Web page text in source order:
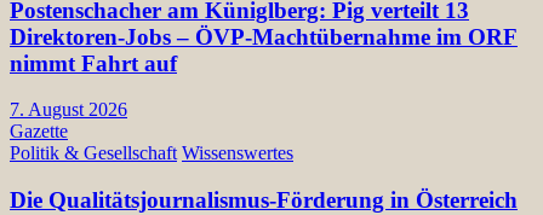
Postenschacher am Küniglberg: Pig verteilt 13
Direktoren-Jobs – ÖVP-Machtübernahme im ORF
nimmt Fahrt auf
7. August 2026
Gazette
Politik & Gesellschaft Wissenswertes
Die Qualitätsjournalismus-Förderung in Österreich